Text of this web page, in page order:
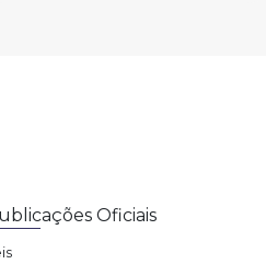
Oficiais